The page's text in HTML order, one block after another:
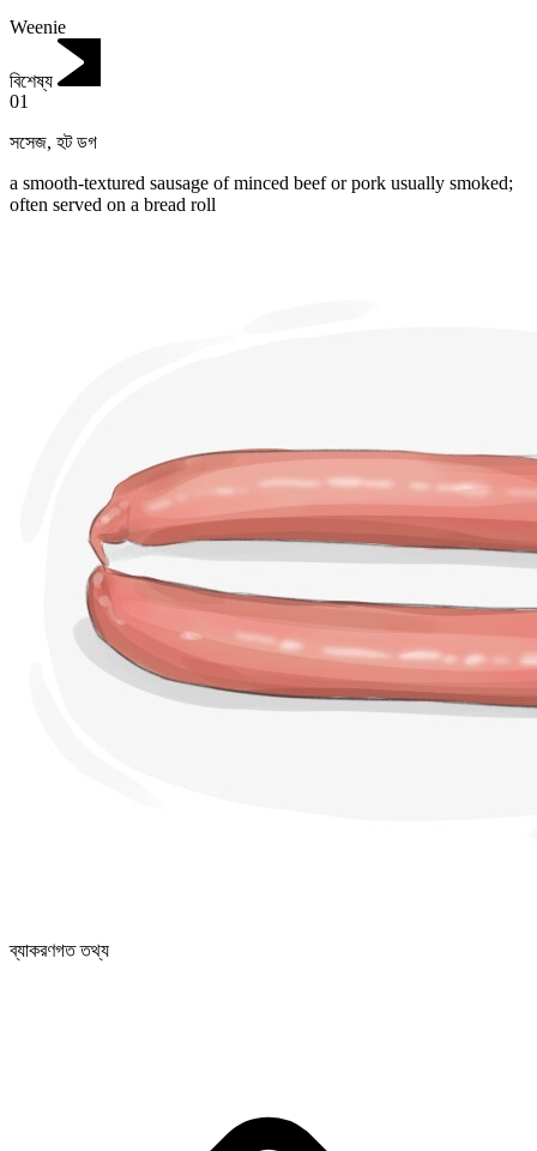
Weenie
বিশেষ্য
01
সসেজ, হট ডগ
a smooth-textured sausage of minced beef or pork usually smoked;
often served on a bread roll
ব্যাকরণগত তথ্য